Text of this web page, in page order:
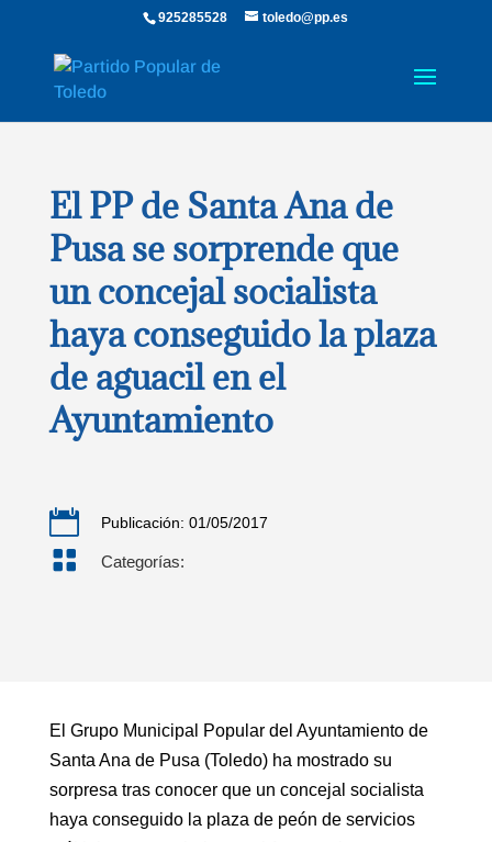
925285528 toledo@pp.es
El PP de Santa Ana de
Pusa se sorprende que
un concejal socialista
haya conseguido la plaza
de aguacil en el
Ayuntamiento
 Publicación: 01/05/2017
 Categorías:
El Grupo Municipal Popular del Ayuntamiento de
Santa Ana de Pusa (Toledo) ha mostrado su
sorpresa tras conocer que un concejal socialista
haya conseguido la plaza de peón de servicios